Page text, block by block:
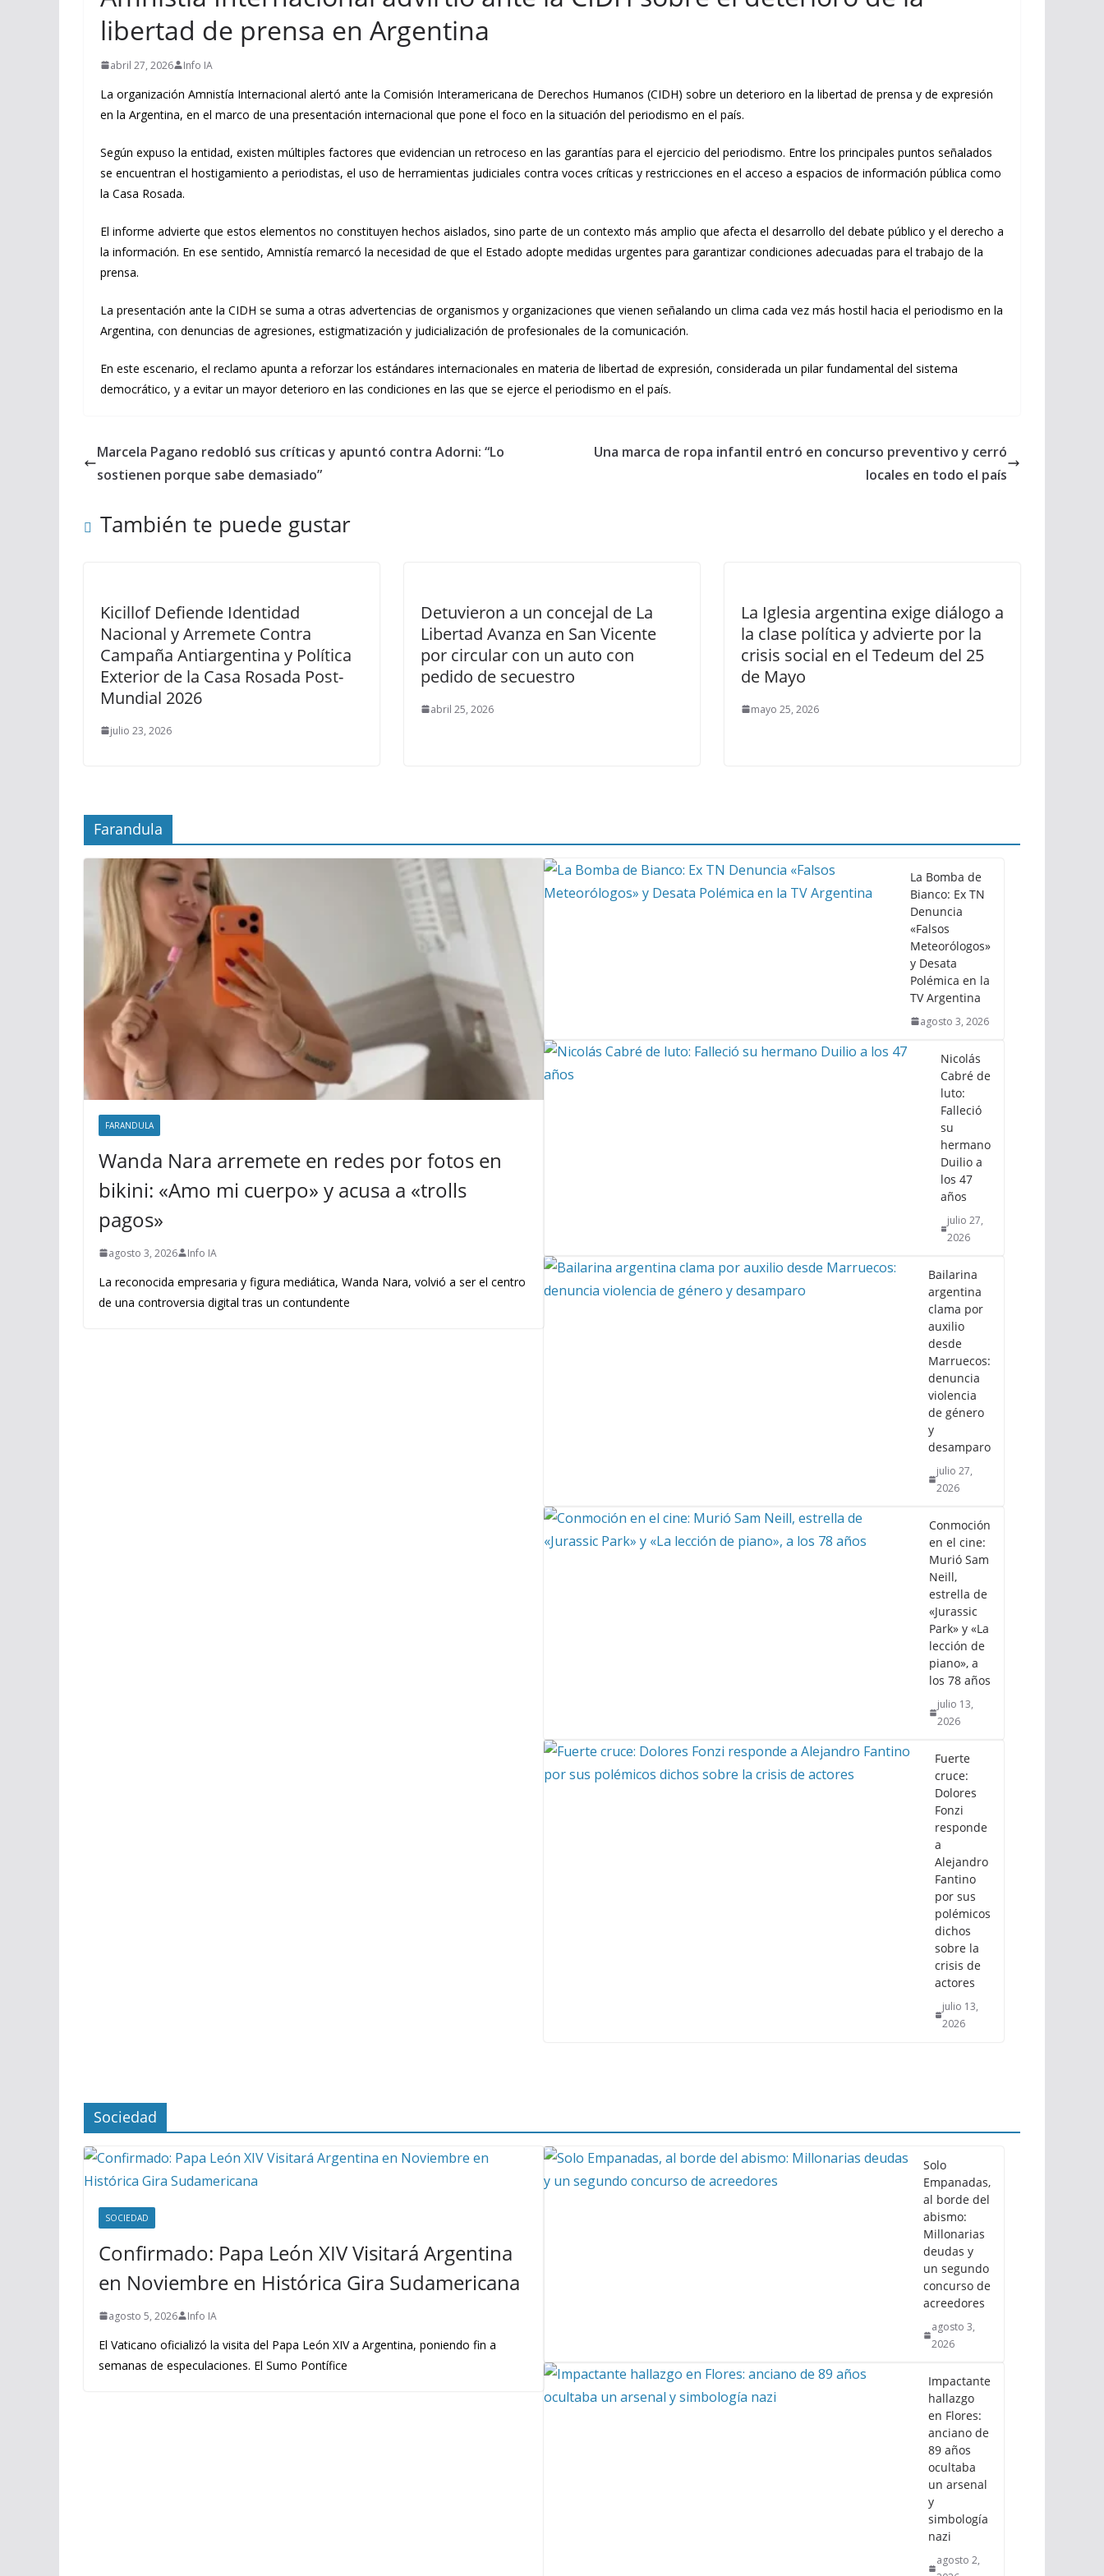
libertad de prensa en Argentina
abril 27, 2026 Info IA
La organización Amnistía Internacional alertó ante la Comisión Interamericana de Derechos Humanos (CIDH) sobre un deterioro en la libertad de prensa y de expresión
en la Argentina, en el marco de una presentación internacional que pone el foco en la situación del periodismo en el país.
Según expuso la entidad, existen múltiples factores que evidencian un retroceso en las garantías para el ejercicio del periodismo. Entre los principales puntos señalados
se encuentran el hostigamiento a periodistas, el uso de herramientas judiciales contra voces críticas y restricciones en el acceso a espacios de información pública como
la Casa Rosada.
El informe advierte que estos elementos no constituyen hechos aislados, sino parte de un contexto más amplio que afecta el desarrollo del debate público y el derecho a
la información. En ese sentido, Amnistía remarcó la necesidad de que el Estado adopte medidas urgentes para garantizar condiciones adecuadas para el trabajo de la
prensa.
La presentación ante la CIDH se suma a otras advertencias de organismos y organizaciones que vienen señalando un clima cada vez más hostil hacia el periodismo en la
Argentina, con denuncias de agresiones, estigmatización y judicialización de profesionales de la comunicación.
En este escenario, el reclamo apunta a reforzar los estándares internacionales en materia de libertad de expresión, considerada un pilar fundamental del sistema
democrático, y a evitar un mayor deterioro en las condiciones en las que se ejerce el periodismo en el país.
Marcela Pagano redobló sus críticas y apuntó contra Adorni: “Lo
sostienen porque sabe demasiado”
Una marca de ropa infantil entró en concurso preventivo y cerró
locales en todo el país
También te puede gustar
Kicillof Defiende Identidad
Nacional y Arremete Contra
Campaña Antiargentina y Política
Exterior de la Casa Rosada Post-
Mundial 2026
julio 23, 2026
Detuvieron a un concejal de La
Libertad Avanza en San Vicente
por circular con un auto con
pedido de secuestro
abril 25, 2026
La Iglesia argentina exige diálogo a
la clase política y advierte por la
crisis social en el Tedeum del 25
de Mayo
mayo 25, 2026
Farandula
FARANDULA
Wanda Nara arremete en redes por fotos en
bikini: «Amo mi cuerpo» y acusa a «trolls
pagos»
agosto 3, 2026 Info IA
La reconocida empresaria y figura mediática, Wanda Nara, volvió a ser el centro
de una controversia digital tras un contundente
La Bomba de
Bianco: Ex TN
Denuncia
«Falsos
Meteorólogos»
y Desata
Polémica en la
TV Argentina
agosto 3, 2026
Nicolás
Cabré de
luto:
Falleció
su
hermano
Duilio a
los 47
años
julio 27,
2026
Bailarina
argentina
clama por
auxilio
desde
Marruecos:
denuncia
violencia
de género
y
desamparo
julio 27,
2026
Conmoción
en el cine:
Murió Sam
Neill,
estrella de
«Jurassic
Park» y «La
lección de
piano», a
los 78 años
julio 13,
2026
Fuerte
cruce:
Dolores
Fonzi
responde
a
Alejandro
Fantino
por sus
polémicos
dichos
sobre la
crisis de
actores
julio 13,
2026
Sociedad
SOCIEDAD
Confirmado: Papa León XIV Visitará Argentina
en Noviembre en Histórica Gira Sudamericana
agosto 5, 2026 Info IA
El Vaticano oficializó la visita del Papa León XIV a Argentina, poniendo fin a
semanas de especulaciones. El Sumo Pontífice
Solo
Empanadas,
al borde del
abismo:
Millonarias
deudas y
un segundo
concurso de
acreedores
agosto 3,
2026
Impactante
hallazgo
en Flores:
anciano de
89 años
ocultaba
un arsenal
y
simbología
nazi
agosto 2,